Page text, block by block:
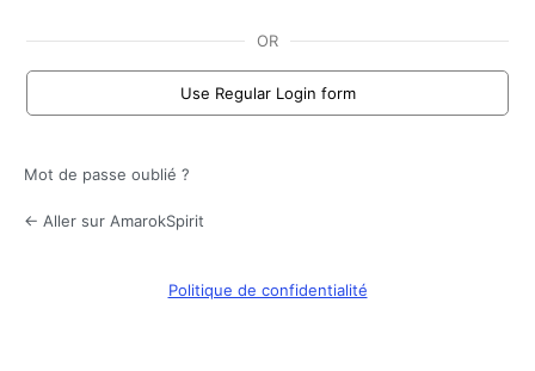
OR
Use Regular Login form
Mot de passe oublié ?
← Aller sur AmarokSpirit
Politique de confidentialité